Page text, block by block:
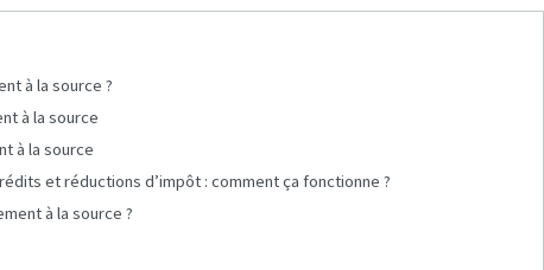
à la source ?
à la source
à la source
et réductions d’impôt : comment ça fonctionne ?
à la source ?